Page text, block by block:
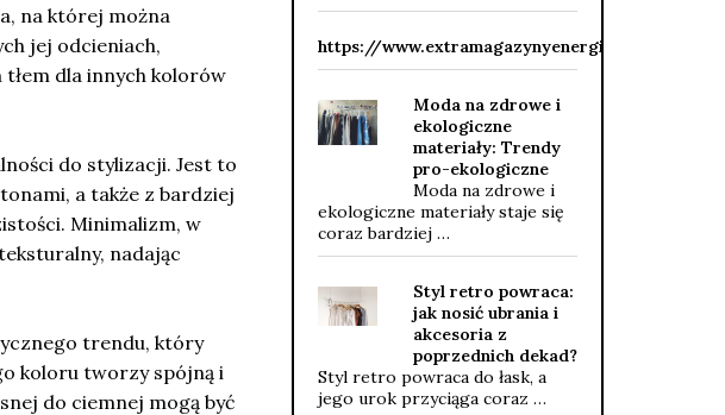
na której można
jej odcieniach,
dla innych kolorów
do stylizacji. Jest to
a także z bardziej
Minimalizm, w
nadając
trendu, który
koloru tworzy spójną i
do ciemnej mogą być
https://www.extramagazynyenergii.pl/slask/
Moda na zdrowe i
ekologiczne
materiały: Trendy
pro-ekologiczne
Moda na zdrowe i
ekologiczne materiały staje się
coraz bardziej …
Styl retro powraca:
jak nosić ubrania i
akcesoria z
poprzednich dekad?
Styl retro powraca do łask, a
jego urok przyciąga coraz …